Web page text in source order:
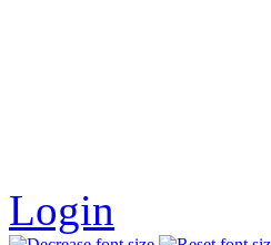
Login